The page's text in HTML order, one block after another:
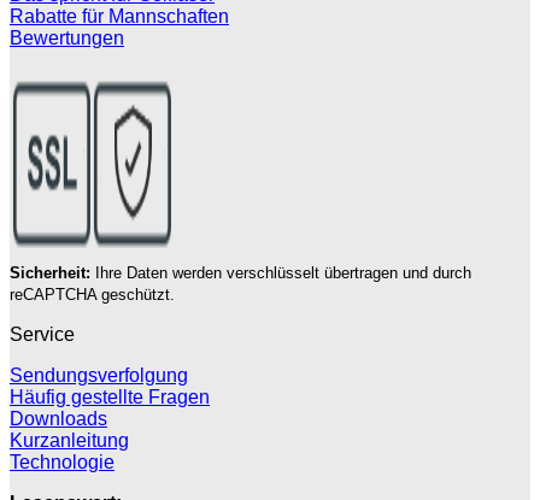
Rabatte für Mannschaften
Bewertungen
Sicherheit: Ihre Daten werden verschlüsselt übertragen und durch
reCAPTCHA geschützt.
Service
Sendungsverfolgung
Häufig gestellte Fragen
Downloads
Kurzanleitung
Technologie